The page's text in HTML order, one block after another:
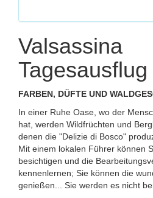
Valsassina
Tagesausflug
FARBEN, DÜFTE UND
In einer Ruhe Oase, wo der
hat, werden Wildfrüchten und
denen die "Delizie di Bosco"
Mit einem lokalen Führer können
besichtigen und die
kennenlernen; Sie können die
genießen... Sie werden es nicht